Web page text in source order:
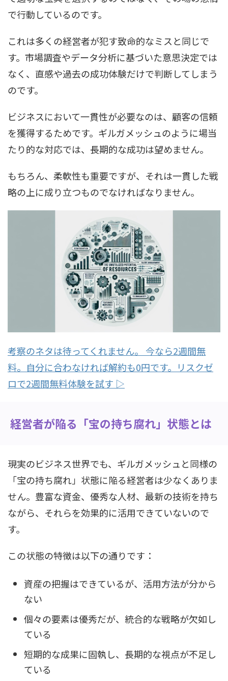
で行動しているのです。
これは多くの経営者が犯す致命的なミスと同じで
す。市場調査やデータ分析に基づいた意思決定では
なく、直感や過去の成功体験だけで判断してしまう
のです。
ビジネスにおいて一貫性が必要なのは、顧客の信頼
を獲得するためです。ギルガメッシュのように場当
たり的な対応では、長期的な成功は望めません。
もちろん、柔軟性も重要ですが、それは一貫した戦
略の上に成り立つものでなければなりません。
考察のネタは待ってくれません。 今なら2週間無
料。自分に合わなければ解約も0円です。リスクゼ
ロで2週間無料体験を試す ▷
経営者が陥る「宝の持ち腐れ」状態とは
現実のビジネス世界でも、ギルガメッシュと同様の
「宝の持ち腐れ」状態に陥る経営者は少なくありま
せん。豊富な資金、優秀な人材、最新の技術を持ち
ながら、それらを効果的に活用できていないので
す。
この状態の特徴は以下の通りです：
資産の把握はできているが、活用方法が分から
ない
個々の要素は優秀だが、統合的な戦略が欠如し
ている
短期的な成果に固執し、長期的な視点が不足し
ている